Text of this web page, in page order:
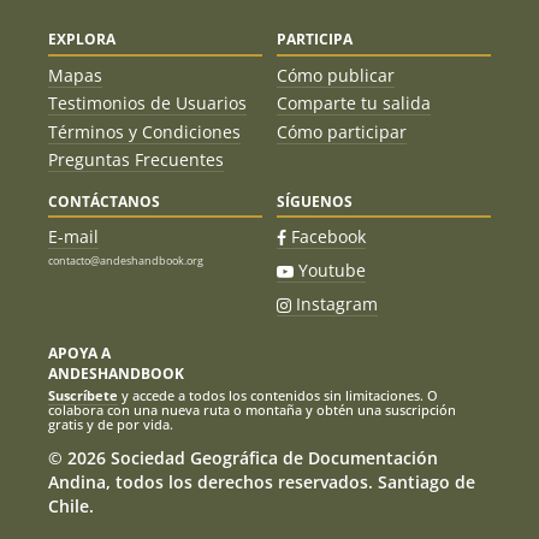
EXPLORA
Mapas
Testimonios de Usuarios
Términos y Condiciones
Preguntas Frecuentes
PARTICIPA
Cómo publicar
Comparte tu salida
Cómo participar
CONTÁCTANOS
E-mail
contacto@andeshandbook.org
SÍGUENOS
Facebook
Youtube
Instagram
APOYA A
ANDESHANDBOOK
Suscríbete y accede a todos los contenidos sin limitaciones. O
colabora con una nueva ruta o montaña y obtén una suscripción
gratis y de por vida.
© 2026 Sociedad Geográfica de Documentación
Andina, todos los derechos reservados. Santiago de
Chile.